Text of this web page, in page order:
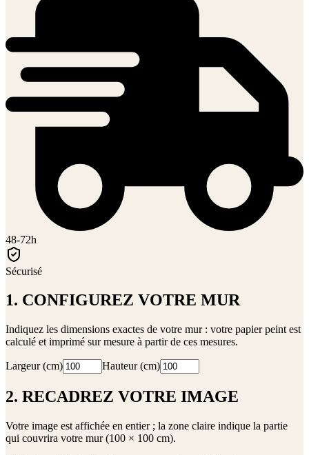
48-72h
Sécurisé
1. CONFIGUREZ VOTRE MUR
Indiquez les dimensions exactes de votre mur : votre papier peint est
calculé et imprimé sur mesure à partir de ces mesures.
Largeur (cm) Hauteur (cm)
2. RECADREZ VOTRE IMAGE
Votre image est affichée en entier ; la zone claire indique la partie
qui couvrira votre mur (100 × 100 cm).